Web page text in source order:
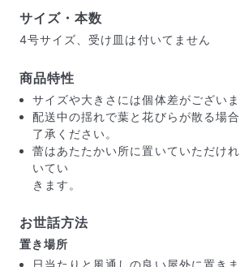
届いたお花に元気がなかったら？
もし届いたお花に「枯れている」「折
不備があった場合は、些細なことでも
までご連絡ください。ご返金にて補償い
サイズ・本数
4号サイズ、受け皿は付いてません
商品特性
サイズや大きさには個体差がございま
配送中の揺れで葉と花びらが散る場
了承ください。
蕾はあたたかい所に置いていただけ
いてい
きます。
お世話方法
置き場所